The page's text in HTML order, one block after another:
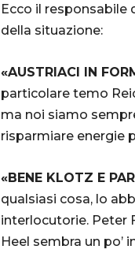
Ecco il responsabile
della situazione:
«AUSTRIACI IN
particolare temo
ma noi siamo
risparmiare energie
«BENE KLOTZ E
qualsiasi cosa, lo
interlocutorie. Peter
Heel sembra un po’